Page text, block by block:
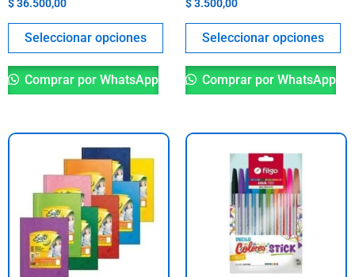
$36.500,00
Seleccionar opciones
producto
Comprar por WhatsApp
$3.500,00
Seleccionar opciones
Comprar por WhatsApp
Este